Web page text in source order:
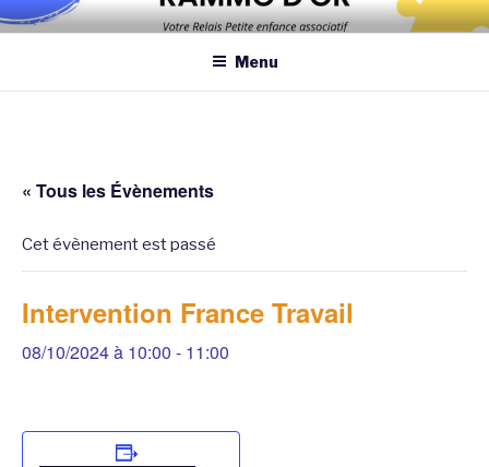
Aller
au
principal
Association qui a pour objectif d’améliorer les conditions et la
assistantes maternelles et/ou au domicile des parents
Menu
« Tous les Évènements
Cet évènement est passé
Intervention France Travail
08/10/2024 à 10:00 - 11:00